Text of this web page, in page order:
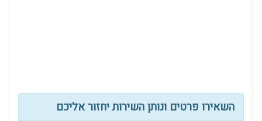
השאירו פרטים ונותן השירות יחזור אליכם